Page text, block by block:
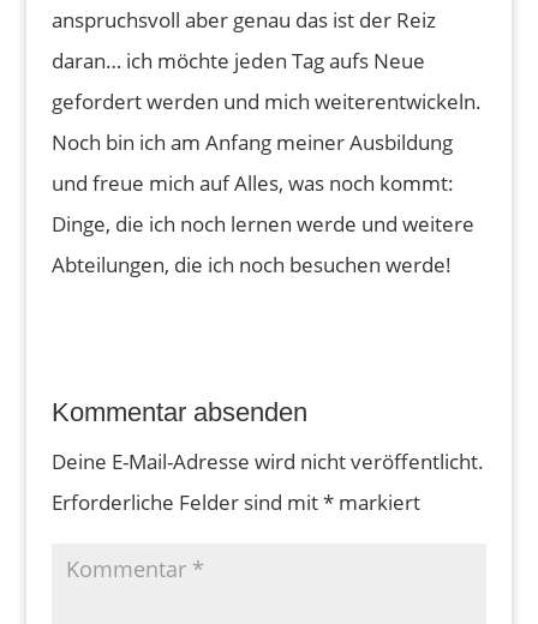
anspruchsvoll aber genau das ist der Reiz
daran… ich möchte jeden Tag aufs Neue
gefordert werden und mich weiterentwickeln.
Noch bin ich am Anfang meiner Ausbildung
und freue mich auf Alles, was noch kommt:
Dinge, die ich noch lernen werde und weitere
Abteilungen, die ich noch besuchen werde!
Kommentar absenden
Deine E-Mail-Adresse wird nicht veröffentlicht.
Erforderliche Felder sind mit*markiert